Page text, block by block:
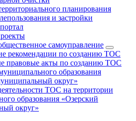
планирования
и застройки
самоуправление
рекомендации по созданию ТОС
правовые акты по созданию ТОС
образования
округ»
ТОС на территории
образования «Озерский
округ»